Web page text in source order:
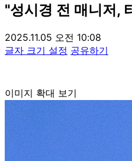
"성시경 전 매니저,
2025.11.05 오전 10:08
글자 크기 설정 공유하기
이미지 확대 보기